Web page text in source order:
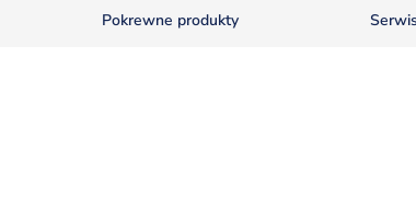
Pokrewne produkty